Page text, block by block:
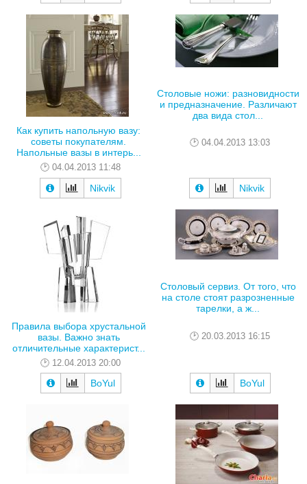
Как купить напольную вазу:
советы покупателям.
Напольные вазы в интерь...
04.04.2013 11:48
Nikvik
Столовые ножи: разновидности
и предназначение. Различают
два вида стол...
04.04.2013 13:03
Nikvik
Правила выбора хрустальной
вазы. Важно знать
отличительные характерист...
12.04.2013 20:00
BoYul
Столовый сервиз. От того, что
на столе стоят разрозненные
тарелки, а ж...
20.03.2013 16:15
BoYul